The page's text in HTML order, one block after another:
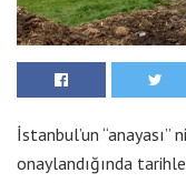
İstanbul’un “anayası”
onaylandığında